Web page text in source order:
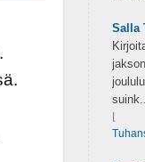
Salla